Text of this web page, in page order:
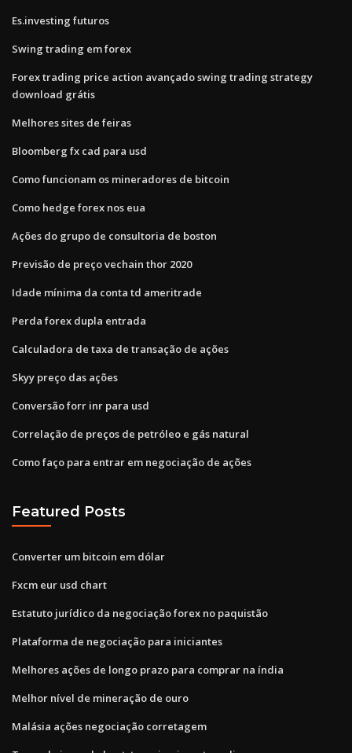
Es.investing futuros
Swing trading em forex
Forex trading price action avançado swing trading strategy
download grátis
Melhores sites de feiras
Bloomberg fx cad para usd
Como funcionam os mineradores de bitcoin
Como hedge forex nos eua
Ações do grupo de consultoria de boston
Previsão de preço vechain thor 2020
Idade mínima da conta td ameritrade
Perda forex dupla entrada
Calculadora de taxa de transação de ações
Skyy preço das ações
Conversão forr inr para usd
Correlação de preços de petróleo e gás natural
Como faço para entrar em negociação de ações
Featured Posts
Converter um bitcoin em dólar
Fxcm eur usd chart
Estatuto jurídico da negociação forex no paquistão
Plataforma de negociação para iniciantes
Melhores ações de longo prazo para comprar na índia
Melhor nível de mineração de ouro
Malásia ações negociação corretagem